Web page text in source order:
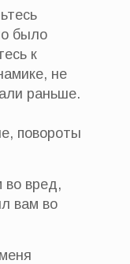
было
к
не
раньше.
повороты
во вред,
вам во